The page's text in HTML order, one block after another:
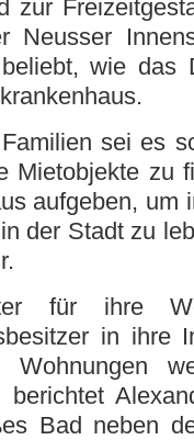
zur
Neusser
wie das
sei es
Mietobjekte zu
aufgeben, um
der Stadt zu
für ihre
in ihre
Wohnungen
berichtet
Bad neben